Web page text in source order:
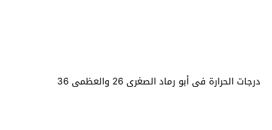
درجات الحرارة فى أبو رماد الصغرى 26 والعظمى 36